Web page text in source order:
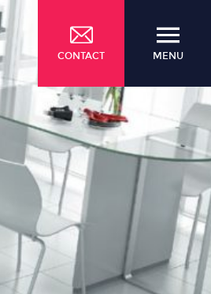
CONTACT MENU